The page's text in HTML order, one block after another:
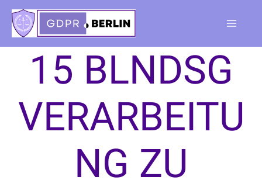
Skip
Menu
15 BLNDSG
VERARBEITU
NG ZU